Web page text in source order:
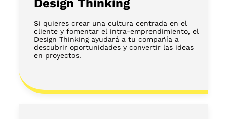
Design Thinking
Si quieres crear una cultura centrada en el
cliente y fomentar el intra-emprendimiento, el
Design Thinking ayudará a tu compañía a
descubrir oportunidades y convertir las ideas
en proyectos.